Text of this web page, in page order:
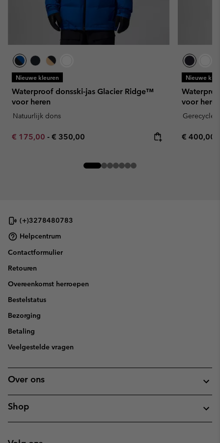
Nieuwe kleuren
Waterproof donsski-jas Glacier Ridge™
voor heren
Natuurlijk dons
Minimum sale price:
€ 175,00 - Maximum price:
€ 350,00
Nieuwe
voor heren
Regular
€ 400,00
(+)3278480783
Helpcentrum
Contactformulier
Retouren
Overeenkomst herroepen
Bestelstatus
Bezorging
Betaling
Veelgestelde vragen
Over ons
Shop